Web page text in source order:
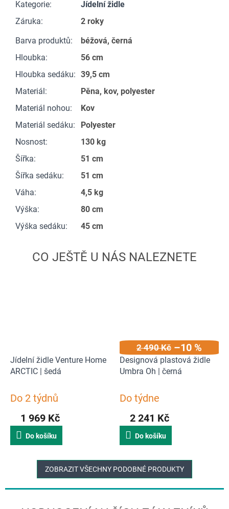
Kategorie:
Jídelní židle
Záruka:
2 roky
Barva produktů:
béžová, černá
Hloubka:
56 cm
Hloubka sedáku: 39,5 cm
Materiál :
Pěna, kov, polyester
Materiál nohou:
Kov
Materiál sedáku:
Polyester
Nosnost:
130 kg
Šířka:
51 cm
Šířka sedáku:
51 cm
Váha:
4,5 kg
Výška:
80 cm
Výška sedáku: 45 cm
Jídelní židle Venture Home
ARCTIC | šedá
Do 2 týdnů
1 969 Kč
Do košíku
2 490 Kč –10 %
Designová plastová židle
Umbra Oh | černá
Do týdne
2 241 Kč
Do košíku
ZOBRAZIT VŠECHNY PODOBNÉ PRODUKTY